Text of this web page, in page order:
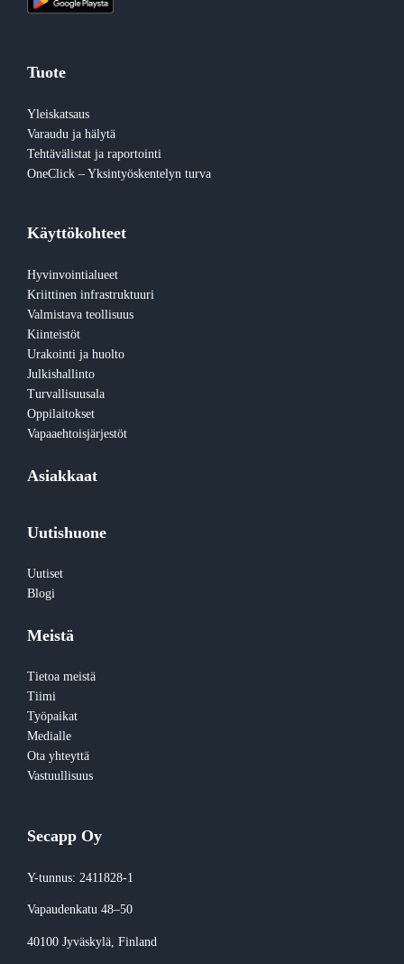
Tuote
Yleiskatsaus
Varaudu ja hälytä
Tehtävälistat ja raportointi
OneClick – Yksintyöskentelyn turva
Käyttökohteet
Hyvinvointialueet
Kriittinen infrastruktuuri
Valmistava teollisuus
Kiinteistöt
Urakointi ja huolto
Julkishallinto
Turvallisuusala
Oppilaitokset
Vapaaehtoisjärjestöt
Asiakkaat
Uutishuone
Uutiset
Blogi
Meistä
Tietoa meistä
Tiimi
Työpaikat
Medialle
Ota yhteyttä
Vastuullisuus
Secapp Oy
Y-tunnus: 2411828-1
Vapaudenkatu 48–50
40100 Jyväskylä, Finland